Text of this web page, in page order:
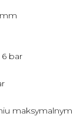
bar
maksymalnym